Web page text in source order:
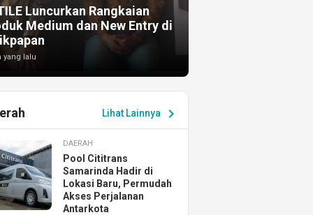
Luncurkan Rangkaian
Medium dan New Entry di
yang lalu
Lihat Lainnya chevron_right
DAERAH
Pool Cititrans
Samarinda Hadir di
Lokasi Baru, Permudah
Akses Perjalanan
Antarkota